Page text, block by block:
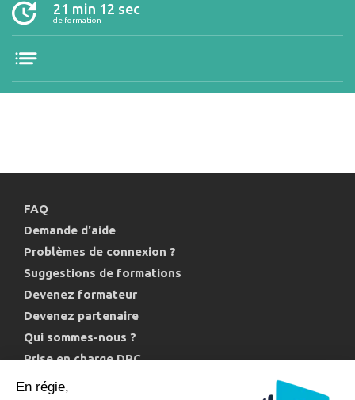
21 min 12 sec
de formation
FAQ
Demande d'aide
Problèmes de connexion ?
Suggestions de formations
Devenez formateur
Devenez partenaire
Qui sommes-nous ?
Prise en charge DPC
Politique de confidentialité et cookies
En régie,